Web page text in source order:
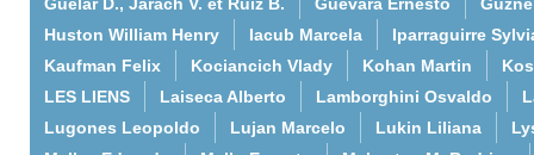
Huston William Henry
Iacub Marcela
Iparraguirre
Kaufman Felix
Kociancich Vlady Kohan Martin
LES LIENS
Laiseca Alberto Lamborghini Osvaldo
Lugones Leopoldo
Lujan Marcelo Lukin Liliana